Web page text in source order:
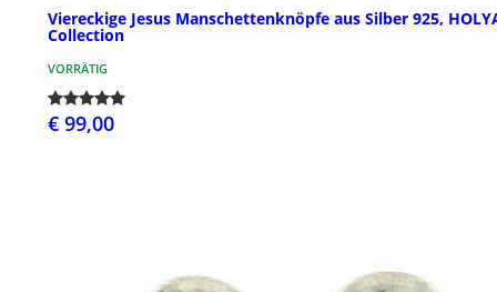
Viereckige Jesus Manschettenknöpfe aus Silber 925,
Collection
VORRÄTIG
€ 99,00